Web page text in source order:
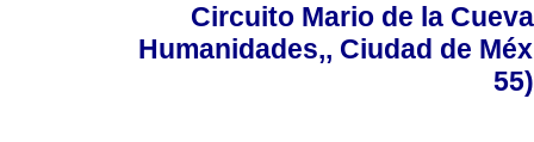
Circuito Mario de la
Humanidades,, Ciudad de